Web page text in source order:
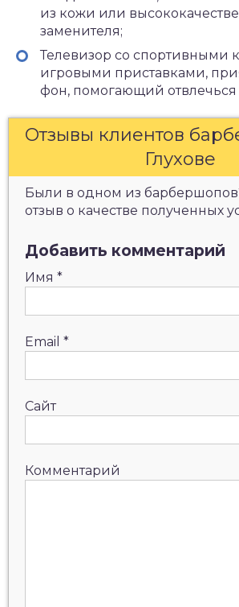
из кожи или
заменителя;
Телевизор со спортивными
игровыми приставками,
фон, помогающий отвлечься
Отзывы клиентов
Глухове
Были в одном из
отзыв о качестве полученных
Добавить комментарий
Имя *
Email *
Сайт
Комментарий